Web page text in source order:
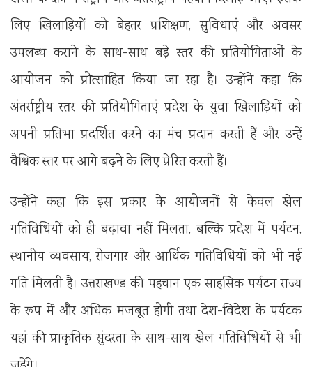
लिए खिलाड़ियों को बेहतर प्रशिक्षण, सुविधाएं और अवसर
उपलब्ध कराने के साथ-साथ बड़े स्तर की प्रतियोगिताओं के
आयोजन को प्रोत्साहित किया जा रहा है। उन्होंने कहा कि
अंतर्राष्ट्रीय स्तर की प्रतियोगिताएं प्रदेश के युवा खिलाड़ियों को
अपनी प्रतिभा प्रदर्शित करने का मंच प्रदान करती हैं और उन्हें
वैश्विक स्तर पर आगे बढ़ने के लिए प्रेरित करती हैं।
उन्होंने कहा कि इस प्रकार के आयोजनों से केवल खेल
गतिविधियों को ही बढ़ावा नहीं मिलता, बल्कि प्रदेश में पर्यटन,
स्थानीय व्यवसाय, रोजगार और आर्थिक गतिविधियों को भी नई
गति मिलती है। उत्तराखण्ड की पहचान एक साहसिक पर्यटन राज्य
के रूप में और अधिक मजबूत होगी तथा देश-विदेश के पर्यटक
यहां की प्राकृतिक सुंदरता के साथ-साथ खेल गतिविधियों से भी